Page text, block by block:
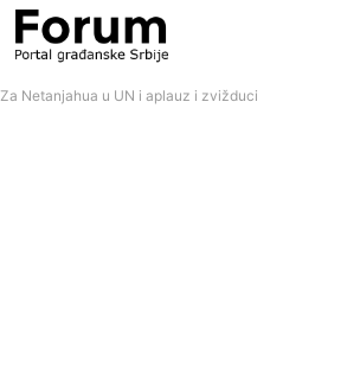
Za Netanjahua u UN i aplauz i zvižduci